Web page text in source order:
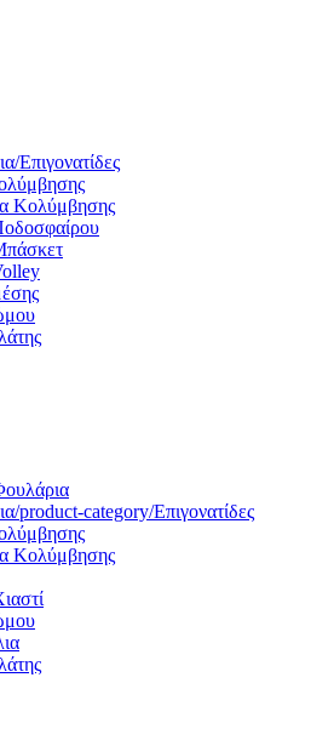
Επιγονατίδες
Κολύμβησης
product-category/Επιγονατίδες
Κολύμβησης